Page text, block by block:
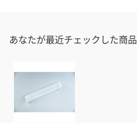
あなたが最近チェックした商品